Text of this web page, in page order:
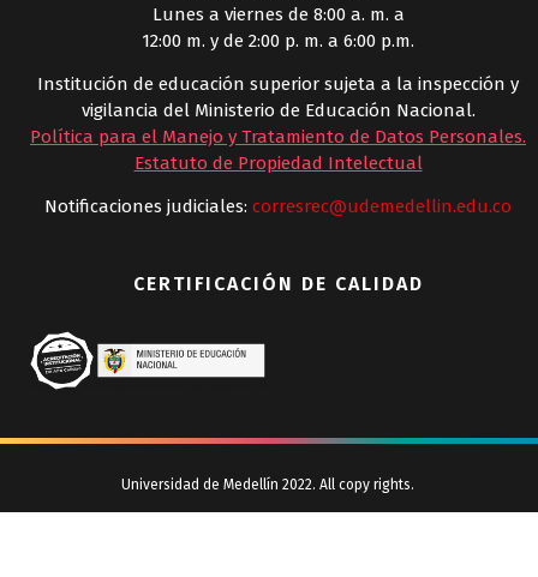
Lunes a viernes de 8:00 a. m. a
12:00 m. y de 2:00 p. m. a 6:00 p.m.
Institución de educación superior sujeta a la inspección y
vigilancia del Ministerio de Educación Nacional.
Política para el Manejo y Tratamiento de Datos Personales.
Estatuto de Propiedad Intelectual
Notificaciones judiciales: corresrec@udemedellin.edu.co
CERTIFICACIÓN DE CALIDAD
Universidad de Medellín 2022. All copy rights.